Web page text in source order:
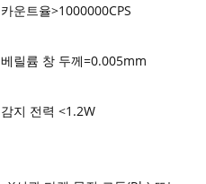
카운트율>1000000CPS
베릴륨 창 두께=0.005mm
감지 전력 <1.2W